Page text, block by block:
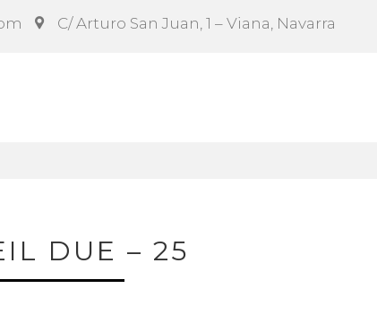
C/ Arturo San Juan, 1 – Viana, Navarra
DUE – 25